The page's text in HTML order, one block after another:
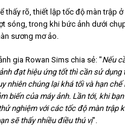
thấy rõ, thiết lập tốc độ màn trập
sóng, trong khi bức ảnh dưới
sương mơ ảo.
gia Rowan Sims chia sẻ: "Nếu
đạt hiệu ứng tốt thì cần sử dụng
nhiên chúng lại khá tối và hạn chế
biến của máy ảnh. Lần tới, khi
nghiệm với các tốc độ màn trập
sẽ thấy nhiều điều thú vị".